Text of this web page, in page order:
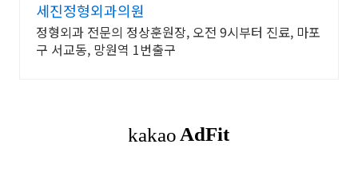
세진정형외과의원
정형외과 전문의 정상훈원장, 오전 9시부터 진료, 마포
구 서교동, 망원역 1번출구